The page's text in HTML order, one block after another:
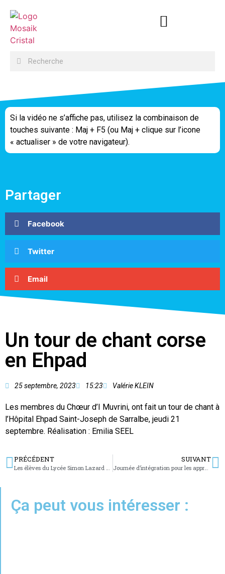
Si la vidéo ne s’affiche pas, utilisez la combinaison de
touches suivante : Maj + F5 (ou Maj + clique sur l’icone
« actualiser » de votre navigateur).
Partager
Facebook
Twitter
Email
Un tour de chant corse
en Ehpad
25 septembre, 2023 15:23 Valérie KLEIN
Les membres du Chœur d’I Muvrini, ont fait un tour de chant à
l’Hôpital Ehpad Saint-Joseph de Sarralbe, jeudi 21
septembre. Réalisation : Emilia SEEL
PRÉCÉDENT
Les élèves du Lycée Simon Lazard proposaient une soupe gastronomique aux passants
SUIVANT
Journée d’intégration pour les apprentis de l’UFA
Ça peut vous intéresser :